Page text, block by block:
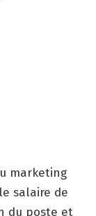
marketing
salaire de
du poste et